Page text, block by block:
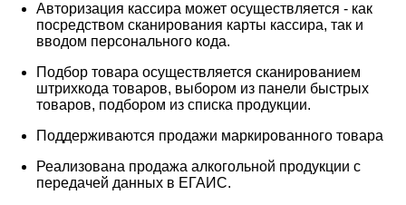
Авторизация кассира может осуществляется - как
посредством сканирования карты кассира, так и
вводом персонального кода.
Подбор товара осуществляется сканированием
штрихкода товаров, выбором из панели быстрых
товаров, подбором из списка продукции.
Поддерживаются продажи маркированного товара
Реализована продажа алкогольной продукции с
передачей данных в ЕГАИС.